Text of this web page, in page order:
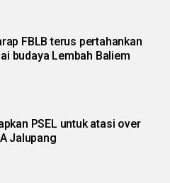
FBLB terus pertahankan
budaya Lembah Baliem
PSEL untuk atasi over
Jalupang